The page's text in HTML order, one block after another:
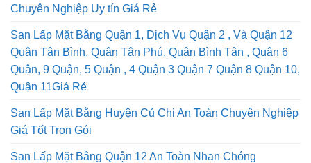
Chuyên Nghiệp Uy tín Giá Rẻ
San Lấp Mặt Bằng Quận 1, Dịch Vụ Quận 2 , Và Quận 12
Quận Tân Bình, Quận Tân Phú, Quận Bình Tân , Quận 6
Quận, 9 Quận, 5 Quận , 4 Quận 3 Quận 7 Quận 8 Quận 10,
Quận 11Giá Rẻ
San Lấp Mặt Bằng Huyện Củ Chi An Toàn Chuyên Nghiệp
Giá Tốt Trọn Gói
San Lấp Mặt Bằng Quận 12 An Toàn Nhan Chóng